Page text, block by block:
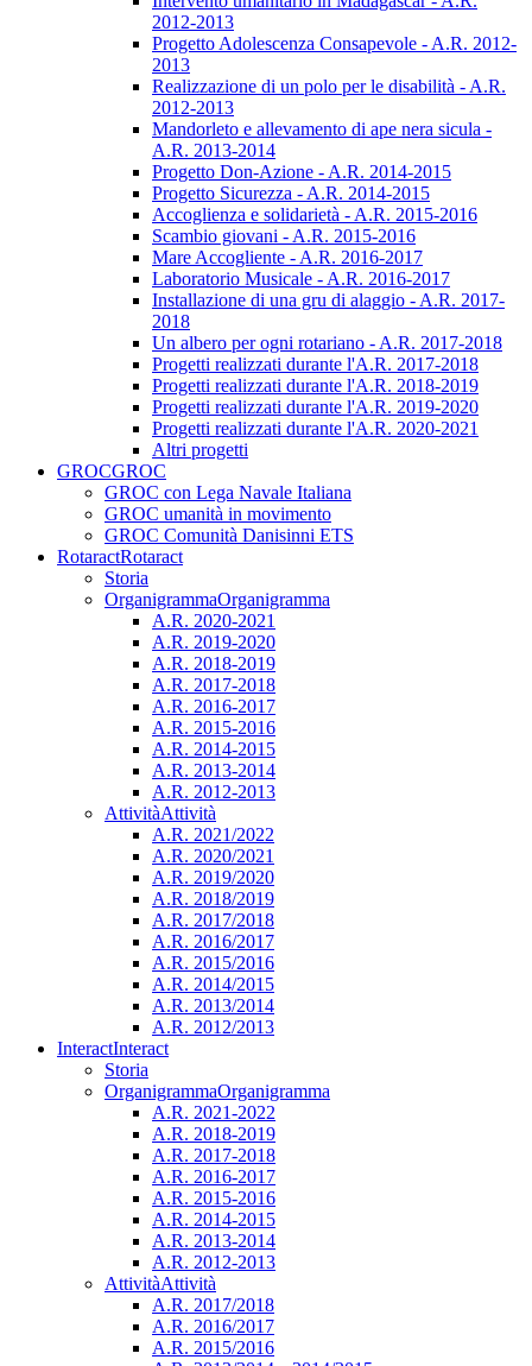
2012-2013
Progetto Adolescenza Consapevole - A.R. 2012-
2013
Realizzazione di un polo per le disabilità - A.R.
2012-2013
Mandorleto e allevamento di ape nera sicula -
A.R. 2013-2014
Progetto Don-Azione - A.R. 2014-2015
Progetto Sicurezza - A.R. 2014-2015
Accoglienza e solidarietà - A.R. 2015-2016
Scambio giovani - A.R. 2015-2016
Mare Accogliente - A.R. 2016-2017
Laboratorio Musicale - A.R. 2016-2017
Installazione di una gru di alaggio - A.R. 2017-
2018
Un albero per ogni rotariano - A.R. 2017-2018
Progetti realizzati durante l'A.R. 2017-2018
Progetti realizzati durante l'A.R. 2018-2019
Progetti realizzati durante l'A.R. 2019-2020
Progetti realizzati durante l'A.R. 2020-2021
Altri progetti
GROCGROC
GROC con Lega Navale Italiana
GROC umanità in movimento
GROC Comunità Danisinni ETS
RotaractRotaract
Storia
OrganigrammaOrganigramma
A.R. 2020-2021
A.R. 2019-2020
A.R. 2018-2019
A.R. 2017-2018
A.R. 2016-2017
A.R. 2015-2016
A.R. 2014-2015
A.R. 2013-2014
A.R. 2012-2013
AttivitàAttività
A.R. 2021/2022
A.R. 2020/2021
A.R. 2019/2020
A.R. 2018/2019
A.R. 2017/2018
A.R. 2016/2017
A.R. 2015/2016
A.R. 2014/2015
A.R. 2013/2014
A.R. 2012/2013
InteractInteract
Storia
OrganigrammaOrganigramma
A.R. 2021-2022
A.R. 2018-2019
A.R. 2017-2018
A.R. 2016-2017
A.R. 2015-2016
A.R. 2014-2015
A.R. 2013-2014
A.R. 2012-2013
AttivitàAttività
A.R. 2017/2018
A.R. 2016/2017
A.R. 2015/2016